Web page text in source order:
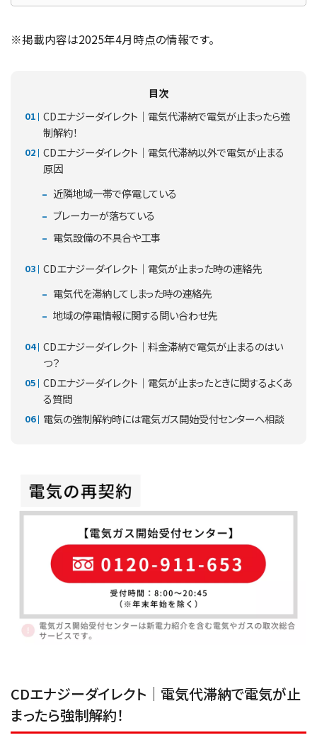
※掲載内容は2025年4月時点の情報です。
目次
CDエナジーダイレクト｜電気代滞納で電気が止まったら強
制解約！
CDエナジーダイレクト｜電気代滞納以外で電気が止まる
原因
近隣地域一帯で停電している
ブレーカーが落ちている
電気設備の不具合や工事
CDエナジーダイレクト｜電気が止まった時の連絡先
電気代を滞納してしまった時の連絡先
地域の停電情報に関する問い合わせ先
CDエナジーダイレクト｜料金滞納で電気が止まるのはい
つ？
CDエナジーダイレクト｜電気が止まったときに関するよくあ
る質問
電気の強制解約時には電気ガス開始受付センターへ相談
CDエナジーダイレクト｜電気代滞納で電気が止
まったら強制解約！